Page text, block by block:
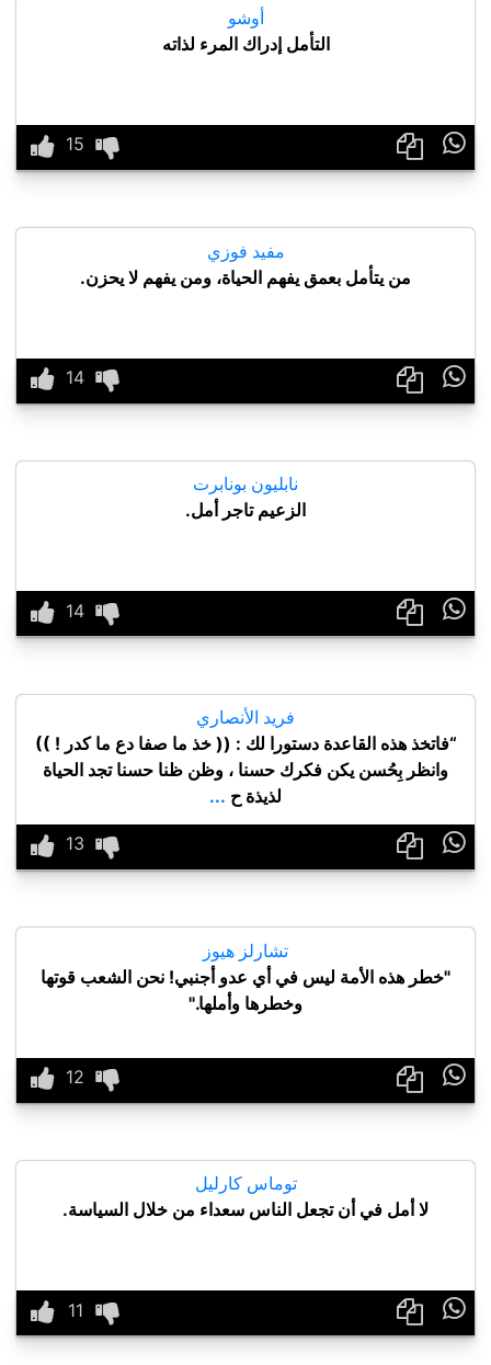
أوشو
التأمل إدراك المرء لذاته

مفيد فوزي
من يتأمل بعمق يفهم الحياة، ومن يفهم لا يحزن.

نابليون بونابرت
الزعيم تاجر أمل.

فريد الأنصاري
“فاتخذ هذه القاعدة دستورا لك : (( خذ ما صفا دع ما كدر ! ))
وانظر بِحُسن يكن فكرك حسنا ، وظن ظنا حسنا تجد الحياة
لذيذة ح ...

تشارلز هيوز
"خطر هذه الأمة ليس في أي عدو أجنبي! نحن الشعب قوتها
وخطرها وأملها."

توماس كارليل
لا أمل في أن تجعل الناس سعداء من خلال السياسة.
